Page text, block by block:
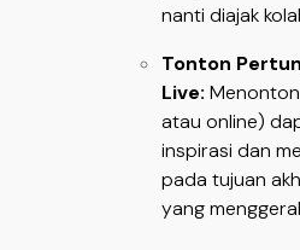
nanti diajak
Tonton
Live:
atau online)
inspirasi dan
pada tujuan
yang